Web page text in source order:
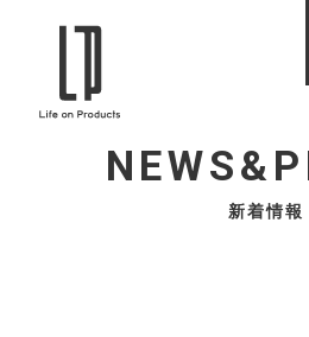
新着情報